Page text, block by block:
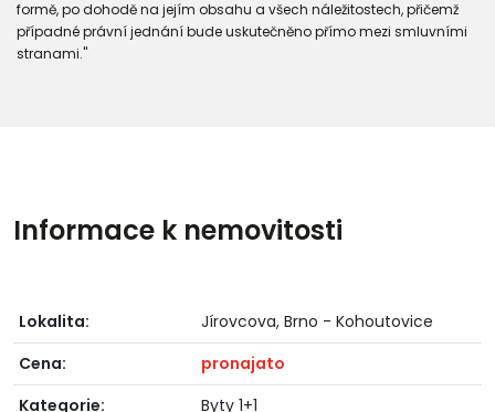
formě, po dohodě na jejím obsahu a všech náležitostech, přičemž
případné právní jednání bude uskutečněno přímo mezi smluvními
stranami."
Informace k nemovitosti
Lokalita:
Jírovcova, Brno - Kohoutovice
Cena:
pronajato
Kategorie:
Byty 1+1